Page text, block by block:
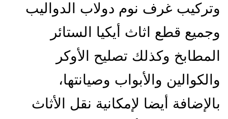
غرف نوم دولاب الدواليب
قطع اثاث أيكيا الستائر
وكذلك تصليح الأوكر
والأبواب وصيانتها،
أيضا لإمكانية نقل الأثاث